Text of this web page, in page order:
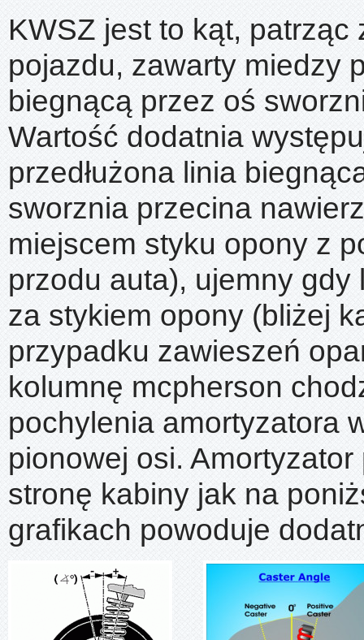
KWSZ jest to kąt, patrząc
pojazdu, zawarty miedzy
biegnącą przez oś
Wartość dodatnia
przedłużona linia
sworznia przecina
miejscem styku opony z
przodu auta), ujemny gdy
za stykiem opony (bliżej
przypadku zawieszeń
kolumnę mcpherson
pochylenia amortyzatora
pionowej osi.
stronę kabiny jak na
grafikach powoduje